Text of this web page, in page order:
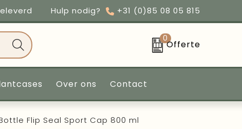
Hulp nodig? +31 (0)85 08 05 815
0
Offerte
Over ons Contact
Flip Seal Sport Cap 800 ml